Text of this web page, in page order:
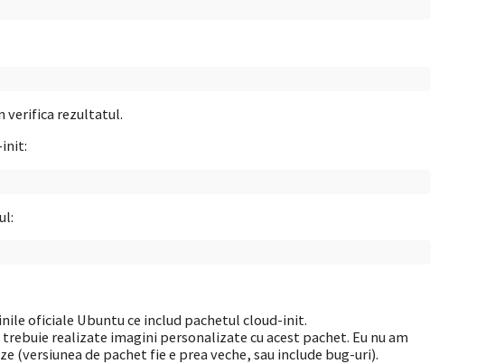
verifica rezultatul.
init:
oficiale Ubuntu ce includ pachetul cloud-init.
realizate imagini personalizate cu acest pachet. Eu nu am
(versiunea de pachet fie e prea veche, sau include bug-uri).